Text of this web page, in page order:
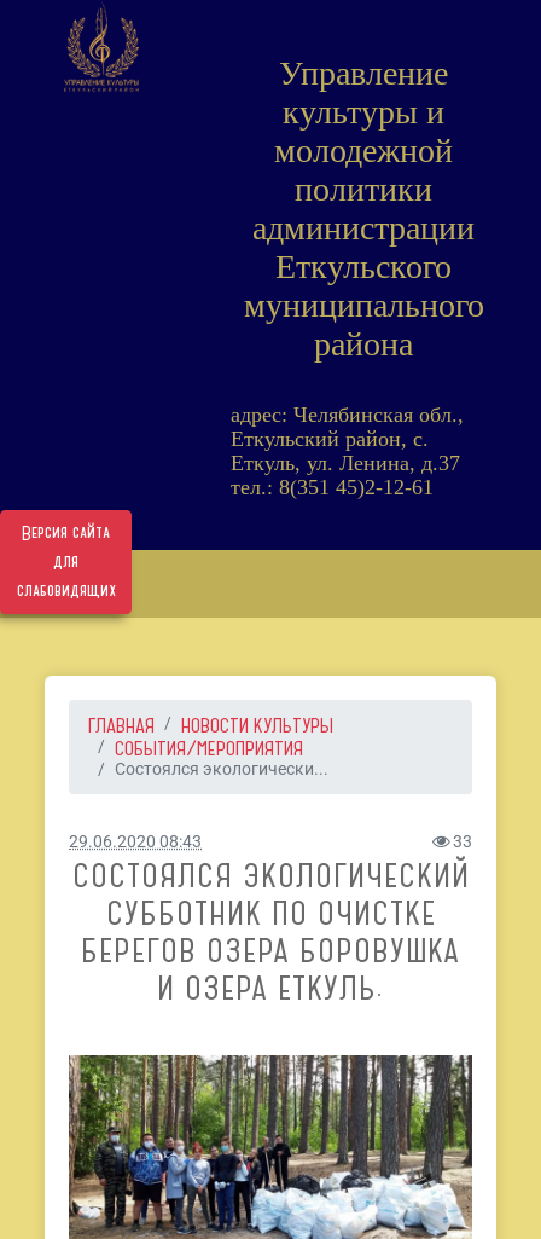
Версия сайта
для
слабовидящих
Управление
культуры и
молодежной
политики
администрации
Еткульского
муниципального
района
адрес: Челябинская обл.,
Еткульский район, с.
Еткуль, ул. Ленина, д.37
тел.: 8(351 45)2-12-61
ГЛАВНАЯ
НОВОСТИ КУЛЬТУРЫ
СОБЫТИЯ/МЕРОПРИЯТИЯ
Состоялся экологически...
29.06.2020 08:43 33
СОСТОЯЛСЯ ЭКОЛОГИЧЕСКИЙ
СУББОТНИК ПО ОЧИСТКЕ
БЕРЕГОВ ОЗЕРА БОРОВУШКА
И ОЗЕРА ЕТКУЛЬ.